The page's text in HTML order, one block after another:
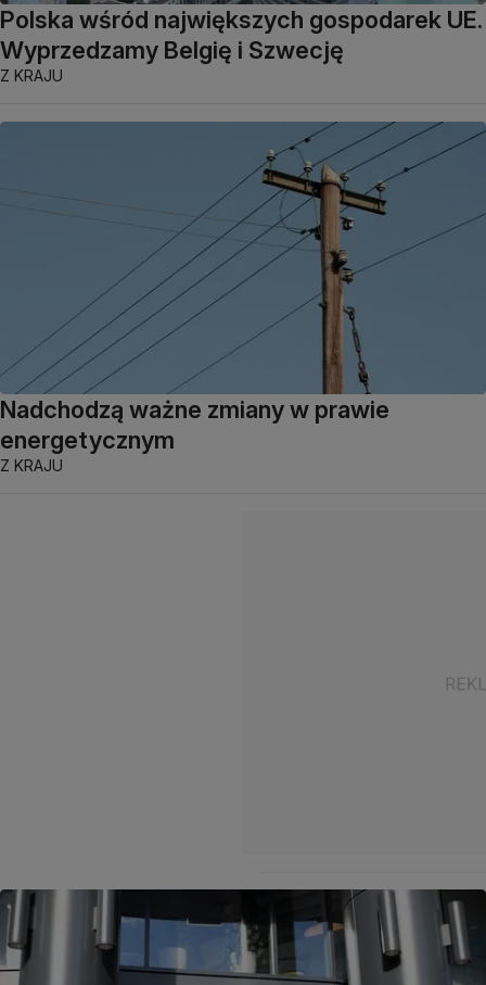
Polska wśród największych gospodarek UE.
Wyprzedzamy Belgię i Szwecję
Z KRAJU
Nadchodzą ważne zmiany w prawie
energetycznym
Z KRAJU